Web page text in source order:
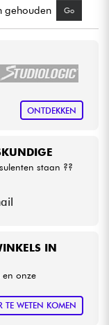
gehouden Go
ONTDEKKEN
IN
onze
TE WETEN KOMEN
staan ??